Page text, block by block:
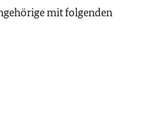
mit folgenden